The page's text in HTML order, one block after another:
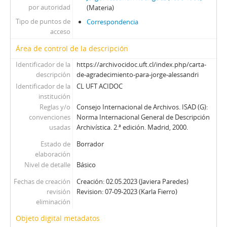
por autoridad
(Materia)
Tipo de puntos de
acceso
Correspondencia
Área de control de la descripción
Identificador de la
descripción
https://archivocidoc.uft.cl/index.php/carta-
de-agradecimiento-para-jorge-alessandri
Identificador de la
institución
CL UFT ACIDOC
Reglas y/o
convenciones
usadas
Consejo Internacional de Archivos. ISAD (G):
Norma Internacional General de Descripción
Archivística. 2.ª edición. Madrid, 2000.
Estado de
elaboración
Borrador
Nivel de detalle
Básico
Fechas de creación
revisión
eliminación
Creación: 02.05.2023 (Javiera Paredes)
Revision: 07-09-2023 (Karla Fierro)
Objeto digital metadatos